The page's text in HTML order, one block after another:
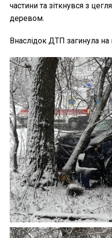
частини та зіткнувся з
деревом.
Внаслідок ДТП загинула на